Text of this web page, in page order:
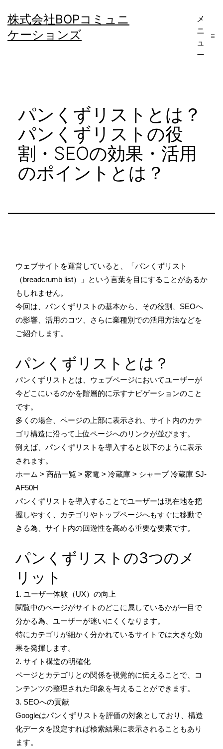
ン
テ
株式会社BOPコミュニ
ケーションズ
メ
ニ
ュ
ー
パンくずリストとは？
パンくずリストの役
割・SEOの効果・活用
のポイントとは？
ウェブサイトを運営していると、「パンくずリスト
（breadcrumb list）」という言葉を目にすることがあるか
もしれません。
今回は、パンくずリストの基本から、その役割、SEOへ
の影響、活用のコツ、さらに業種別での活用方法などを
ご紹介します。
パンくずリストとは？
パンくずリストとは、ウェブページにおいてユーザーが
今どこにいるのかを階層的に示すナビゲーションのこと
です。
多くの場合、ページの上部に表示され、サイト内のカテ
ゴリ構造に沿って上位ページへのリンクが並びます。
例えば、パンくずリストを導入すると以下のように表示
されます。
ホーム > 商品一覧 > 家電 > 冷蔵庫 > シャープ 冷蔵庫 SJ-
AF50H
パンくずリストを導入することでユーザーは現在地を把
握しやすく、カテゴリやトップページへもすぐに移動で
きる為、サイト内の回遊性を高める重要な要素です。
パンくずリストの3つのメ
リット
1. ユーザー体験（UX）の向上
閲覧中のページがサイトのどこに属しているかが一目で
分かる為、ユーザーが迷いにくくなります。
特にカテゴリが細かく分かれているサイトでは大きな効
果を発揮します。
2. サイト構造の明確化
ページとカテゴリとの関係を視覚的に伝えることで、コ
ンテンツの整理された印象を与えることができます。
3. SEOへの貢献
Googleはパンくずリストを評価の対象としており、構造
化データを設定すれば検索結果に表示されることもあり
ます。